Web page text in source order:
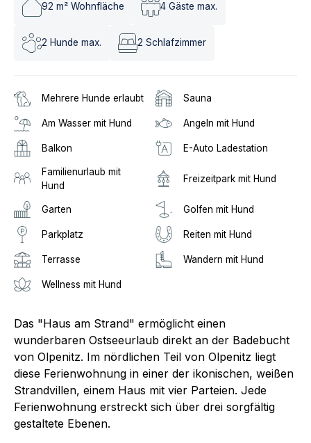
92 m² Wohnfläche 4 Gäste max.
2 Hunde max. 2 Schlafzimmer
Mehrere Hunde erlaubt Sauna
Am Wasser mit Hund Angeln mit Hund
Balkon E-Auto Ladestation
Familienurlaub mit
Hund
Freizeitpark mit Hund
Garten Golfen mit Hund
Parkplatz Reiten mit Hund
Terrasse Wandern mit Hund
Wellness mit Hund
Das "Haus am Strand" ermöglicht einen
wunderbaren Ostseeurlaub direkt an der Badebucht
von Olpenitz. Im nördlichen Teil von Olpenitz liegt
diese Ferienwohnung in einer der ikonischen, weißen
Strandvillen, einem Haus mit vier Parteien. Jede
Ferienwohnung erstreckt sich über drei sorgfältig
gestaltete Ebenen.